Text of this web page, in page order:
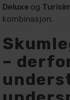
Deluxe og
kombinasjon.
–